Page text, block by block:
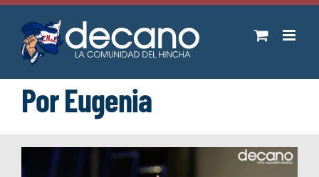
Saltar
contenido
Por Eugenia